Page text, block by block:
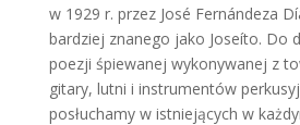
w 1929 r. przez José Fernándeza
bardziej znanego jako Joseíto. Do
poezji śpiewanej wykonywanej z
gitary, lutni i instrumentów
posłuchamy w istniejących w